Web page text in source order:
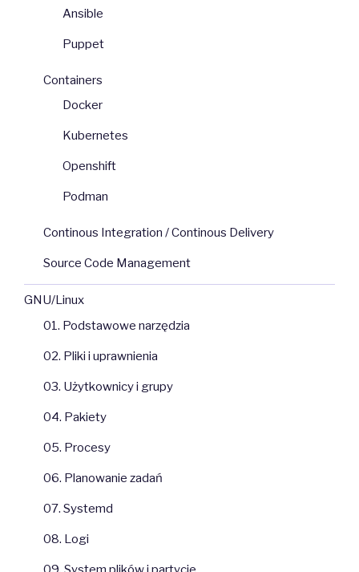
Ansible
Puppet
Containers
Docker
Kubernetes
Openshift
Podman
Continous Integration / Continous Delivery
Source Code Management
GNU/Linux
01. Podstawowe narzędzia
02. Pliki i uprawnienia
03. Użytkownicy i grupy
04. Pakiety
05. Procesy
06. Planowanie zadań
07. Systemd
08. Logi